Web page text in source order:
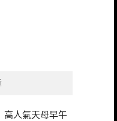
高人氣天母早午